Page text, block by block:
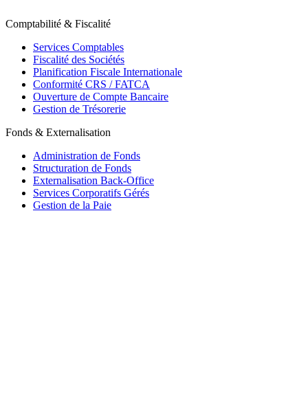
Comptabilité & Fiscalité
Services Comptables
Fiscalité des Sociétés
Planification Fiscale Internationale
Conformité CRS / FATCA
Ouverture de Compte Bancaire
Gestion de Trésorerie
Fonds & Externalisation
Administration de Fonds
Structuration de Fonds
Externalisation Back-Office
Services Corporatifs Gérés
Gestion de la Paie